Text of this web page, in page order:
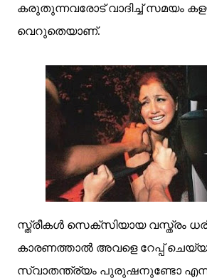
കരുതുന്നവരോട് വാദിച്ച് സമയം
വെറുതെയാണ്.
സ്ത്രീകള്‍ സെക്സിയായ വസ്ത്രം
കാരണത്താല്‍ അവളെ റേപ്പ്
സ്വാതന്ത്ര്യം പുരുഷനുണ്ടോ